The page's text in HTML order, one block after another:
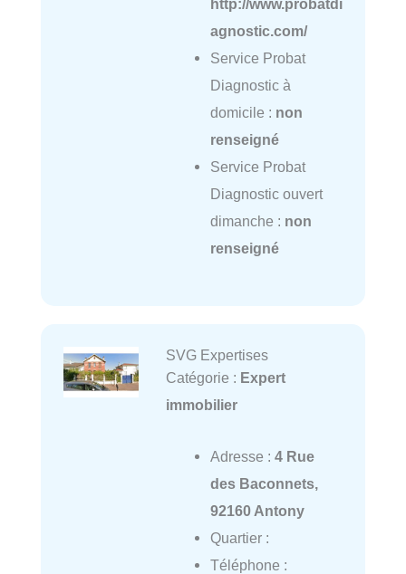
http://www.probatdi
agnostic.com/
Service Probat
Diagnostic à
domicile : non
renseigné
Service Probat
Diagnostic ouvert
dimanche : non
renseigné
SVG Expertises
Catégorie : Expert
immobilier
Adresse : 4 Rue
des Baconnets,
92160 Antony
Quartier :
Téléphone :